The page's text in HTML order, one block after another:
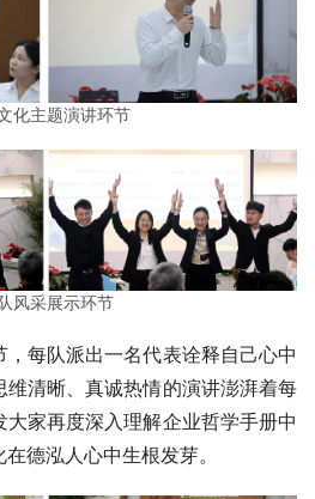
化主题演讲环节
风采展示环节
每队派出一名代表诠释自己心中
维清晰、真诚热情的演讲澎湃着每
家再度深入理解企业哲学手册中
德泓人心中生根发芽。